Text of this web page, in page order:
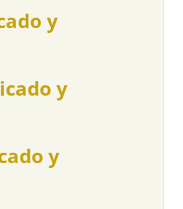
y
y
y